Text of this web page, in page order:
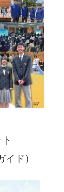
イド）